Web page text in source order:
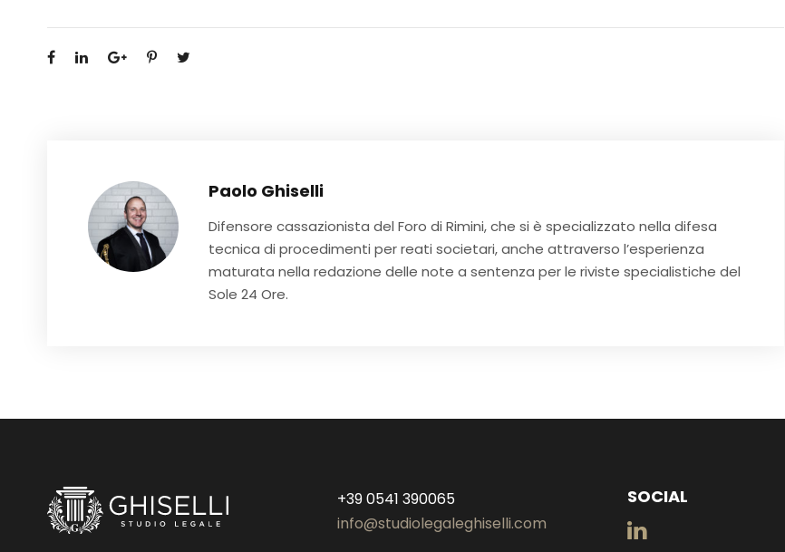
Paolo Ghiselli
Difensore cassazionista del Foro di Rimini, che si è specializzato nella difesa
tecnica di procedimenti per reati societari, anche attraverso l’esperienza
maturata nella redazione delle note a sentenza per le riviste specialistiche del
Sole 24 Ore.
+39 0541 390065
info@studiolegaleghiselli.com
SOCIAL